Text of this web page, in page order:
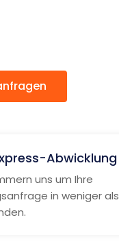
Abwicklung
uns um Ihre
in weniger als